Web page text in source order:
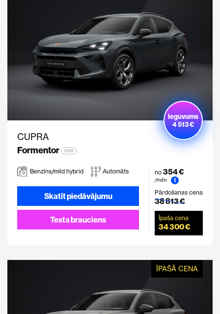
CUPRA
Formentor
FWD
Ieguvums
4 513 €
Benzīns/mild hybrid Automāts
Skatīt piedāvājumu
Testa brauciens
no 354 €
/mēn
i
Pārdošanas cena
38 813 €
Īpaša cena
34 300 €
ĪPAŠĀ CENA